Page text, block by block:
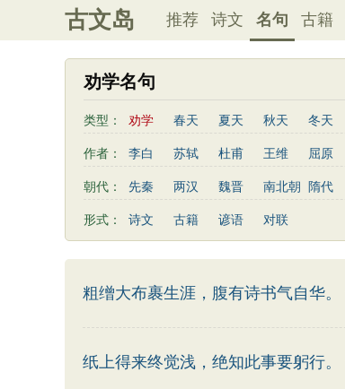
古文岛 推荐 诗文 名句 古籍
劝学名句
类型： 劝学 春天 夏天 秋天 冬天
写雨
友情 感恩 写风 西湖
清明节
端午节 七夕节
作者： 李白 苏轼 杜甫 王维 屈原
曹植
高适 王勃 岳飞 朱熹
谢灵运
文天祥 柳宗元 曾国藩
卢照邻
陈子昂 周邦彦 张九龄
朝代： 先秦 两汉 魏晋 南北朝 隋代
形式： 诗文 古籍 谚语 对联
粗缯大布裹生涯，腹有诗书气自华。
纸上得来终觉浅，绝知此事要躬行。